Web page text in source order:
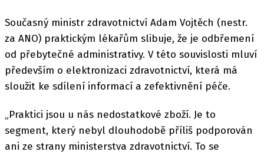
Současný ministr zdravotnictví Adam Vojtěch (nestr.
za ANO) praktickým lékařům slibuje, že je odbřemení
od přebytečné administrativy. V této souvislosti mluví
především o elektronizaci zdravotnictví, která má
sloužit ke sdílení informací a zefektivnění péče.
„Praktici jsou u nás nedostatkové zboží. Je to
segment, který nebyl dlouhodobě příliš podporován
ani ze strany ministerstva zdravotnictví. To se